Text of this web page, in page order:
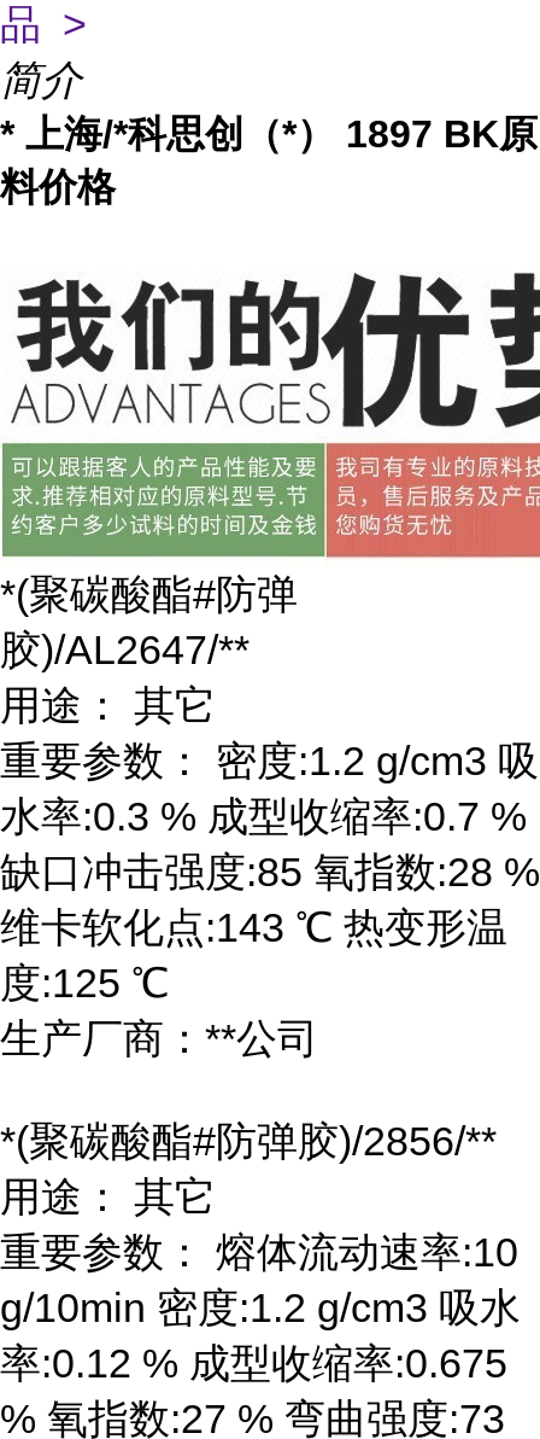
品 >
简介
* 上海/*科思创（*） 1897 BK原
料价格
*(聚碳酸酯#防弹
胶)/AL2647/**
用途： 其它
重要参数： 密度:1.2 g/cm3 吸
水率:0.3 % 成型收缩率:0.7 %
缺口冲击强度:85 氧指数:28 %
维卡软化点:143 ℃ 热变形温
度:125 ℃
生产厂商：**公司
*(聚碳酸酯#防弹胶)/2856/**
用途： 其它
重要参数： 熔体流动速率:10
g/10min 密度:1.2 g/cm3 吸水
率:0.12 % 成型收缩率:0.675
% 氧指数:27 % 弯曲强度:73